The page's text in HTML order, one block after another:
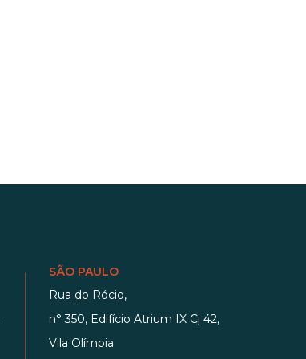
SÃO PAULO
Rua do Rócio,
n° 350, Edifício Atrium IX Cj 42,
Vila Olímpia